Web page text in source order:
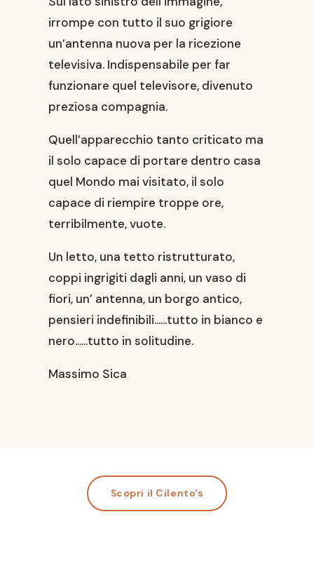
irrompe con tutto il suo grigiore
un’antenna nuova per la ricezione
televisiva. Indispensabile per far
funzionare quel televisore, divenuto
preziosa compagnia.
Quell’apparecchio tanto criticato ma
il solo capace di portare dentro casa
quel Mondo mai visitato, il solo
capace di riempire troppe ore,
terribilmente, vuote.
Un letto, una tetto ristrutturato,
coppi ingrigiti dagli anni, un vaso di
fiori, un’ antenna, un borgo antico,
pensieri indefinibili……tutto in bianco e
nero……tutto in solitudine.
Massimo Sica
Scopri il Cilento's